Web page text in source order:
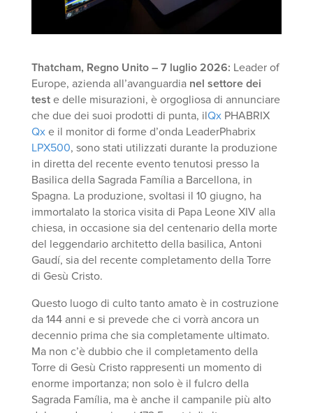
Thatcham, Regno Unito – 7 luglio 2026: Leader of
Europe, azienda all’avanguardia nel settore dei
test e delle misurazioni, è orgogliosa di annunciare
che due dei suoi prodotti di punta, ilQx PHABRIX
Qx e il monitor di forme d’onda LeaderPhabrix
LPX500, sono stati utilizzati durante la produzione
in diretta del recente evento tenutosi presso la
Basilica della Sagrada Família a Barcellona, in
Spagna. La produzione, svoltasi il 10 giugno, ha
immortalato la storica visita di Papa Leone XIV alla
chiesa, in occasione sia del centenario della morte
del leggendario architetto della basilica, Antoni
Gaudí, sia del recente completamento della Torre
di Gesù Cristo.
Questo luogo di culto tanto amato è in costruzione
da 144 anni e si prevede che ci vorrà ancora un
decennio prima che sia completamente ultimato.
Ma non c’è dubbio che il completamento della
Torre di Gesù Cristo rappresenti un momento di
enorme importanza; non solo è il fulcro della
Sagrada Família, ma è anche il campanile più alto